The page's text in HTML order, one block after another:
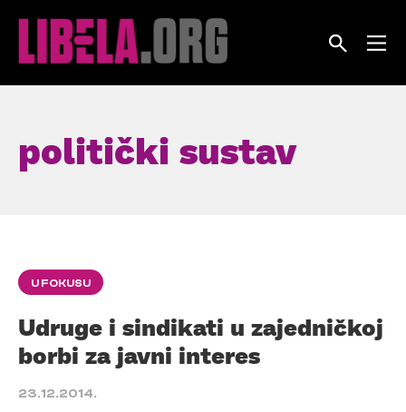
politički sustav
U FOKUSU
Udruge i sindikati u zajedničkoj
borbi za javni interes
23.12.2014.